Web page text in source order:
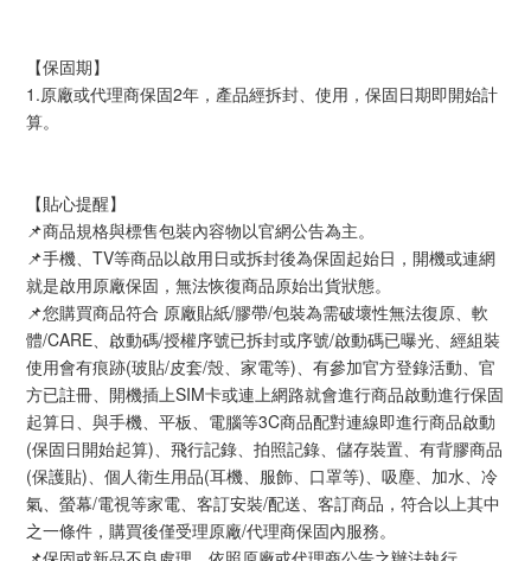
【保固期】
1.原廠或代理商保固2年，產品經拆封、使用，保固日期即開始計
算。
【貼心提醒】
📌商品規格與標售包裝內容物以官網公告為主。
📌手機、TV等商品以啟用日或拆封後為保固起始日，開機或連網
就是啟用原廠保固，無法恢復商品原始出貨狀態。
📌您購買商品符合 原廠貼紙/膠帶/包裝為需破壞性無法復原、軟
體/CARE、啟動碼/授權序號已拆封或序號/啟動碼已曝光、經組裝
使用會有痕跡(玻貼/皮套/殼、家電等)、有參加官方登錄活動、官
方已註冊、開機插上SIM卡或連上網路就會進行商品啟動進行保固
起算日、與手機、平板、電腦等3C商品配對連線即進行商品啟動
(保固日開始起算)、飛行記錄、拍照記錄、儲存裝置、有背膠商品
(保護貼)、個人衛生用品(耳機、服飾、口罩等)、吸塵、加水、冷
氣、螢幕/電視等家電、客訂安裝/配送、客訂商品，符合以上其中
之一條件，購買後僅受理原廠/代理商保固內服務。